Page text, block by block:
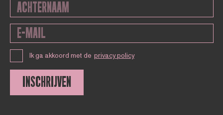
Ik ga akkoord met de privacy policy
INSCHRIJVEN